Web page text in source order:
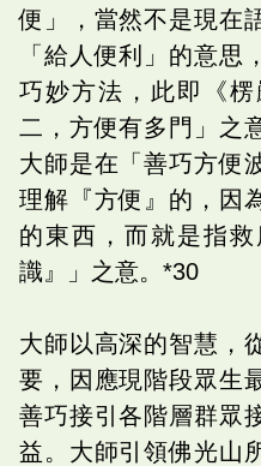
便」，當然不是現在
「給人便利」的意思
巧妙方法，此即《
二，方便有多門」之
大師是在「善巧方便
理解『方便』的，因
的東西，而就是指
識』」之意。*30
大師以高深的智慧，
要，因應現階段眾生
善巧接引各階層群眾
益。大師引領佛光山